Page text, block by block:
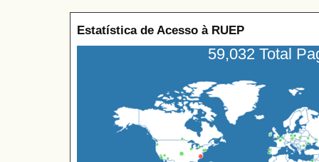
Estatística de Acesso à RUEP
59,032 Total